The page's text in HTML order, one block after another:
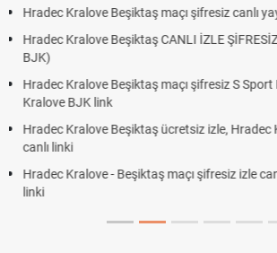
Hradec Kralove - Beşiktaş maçı şifresiz
Hradec Kralove Beşiktaş maçı şifresiz
BJK link
Trivela Nedir? Trivela Vuruşu Nasıl Yapılır?
Röveşata Nedir? Röveşata Vuruşu Nasıl
Plonjon Nedir? Kalecilikte Plonjon Hareketi